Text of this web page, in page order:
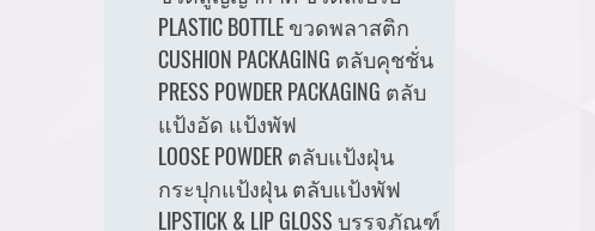
PLASTIC BOTTLE ขวดพลาสติก
CUSHION PACKAGING ตลับคุชชั่น
PRESS POWDER PACKAGING ตลับ
แป้งอัด แป้งพัฟ
LOOSE POWDER ตลับแป้งฝุ่น
กระปุกแป้งฝุ่น ตลับแป้งพัฟ
LIPSTICK & LIP GLOSS บรรจุภัณฑ์